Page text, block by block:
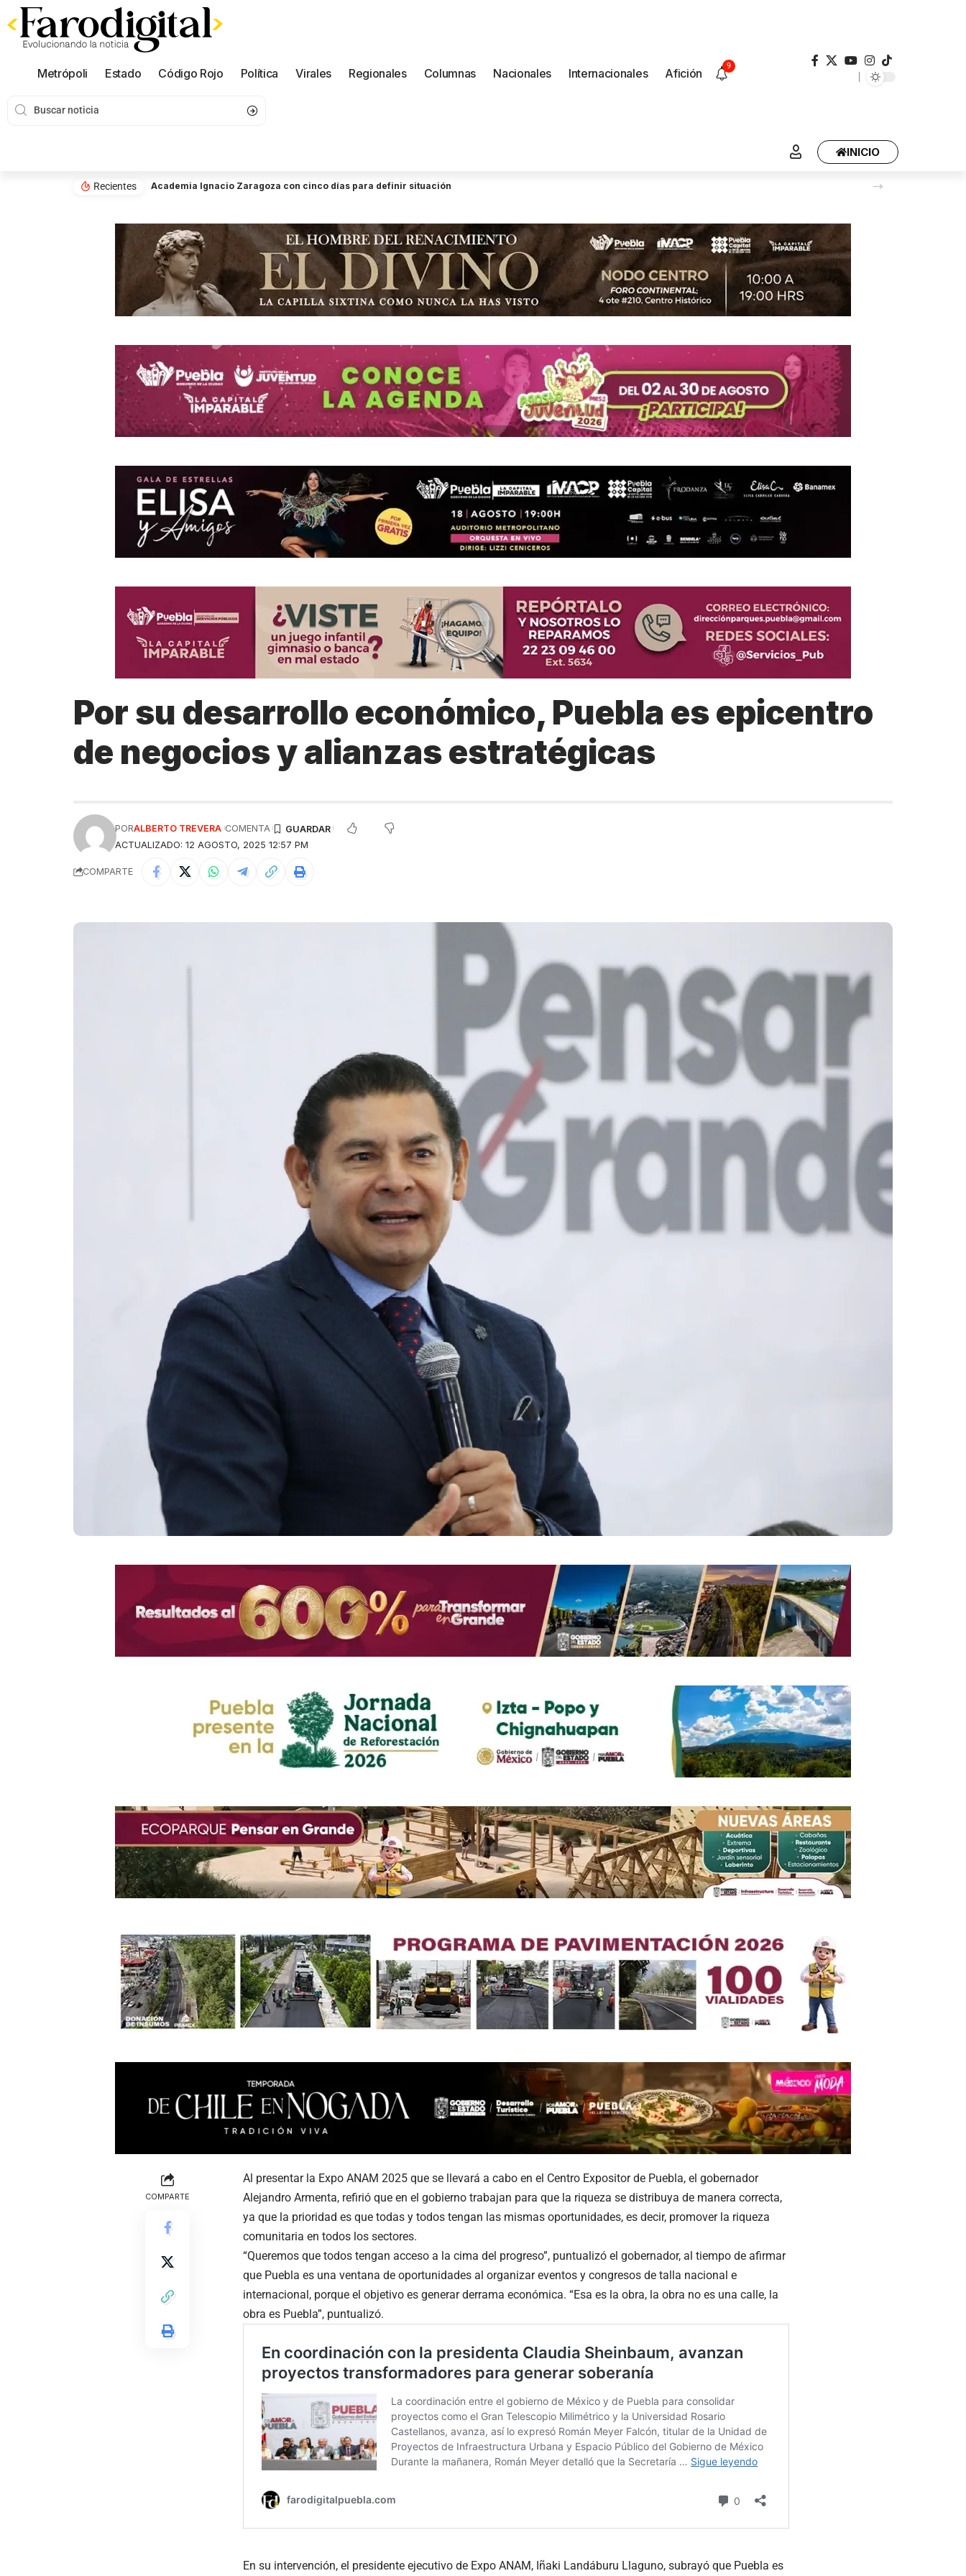
Metrópoli Estado Código Rojo Política Virales Regionales Columnas Nacionales Internacionales Afición
9
INICIO
Recientes Academia Ignacio Zaragoza con cinco días para definir situación
Por su desarrollo económico, Puebla es epicentro
de negocios y alianzas estratégicas
ACTUALIZADO: 12 AGOSTO, 2025 12:57 PM
PORALBERTO TREVERA COMENTA
COMPARTE
COMPARTE
Al presentar la Expo ANAM 2025 que se llevará a cabo en el Centro Expositor de Puebla, el gobernador
Alejandro Armenta, refirió que en el gobierno trabajan para que la riqueza se distribuya de manera correcta,
ya que la prioridad es que todas y todos tengan las mismas oportunidades, es decir, promover la riqueza
comunitaria en todos los sectores.
“Queremos que todos tengan acceso a la cima del progreso”, puntualizó el gobernador, al tiempo de afirmar
que Puebla es una ventana de oportunidades al organizar eventos y congresos de talla nacional e
internacional, porque el objetivo es generar derrama económica. “Esa es la obra, la obra no es una calle, la
obra es Puebla”, puntualizó.
En su intervención, el presidente ejecutivo de Expo ANAM, Iñaki Landáburu Llaguno, subrayó que Puebla es